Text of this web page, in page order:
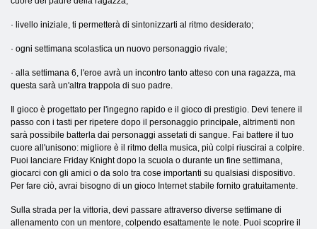
· livello iniziale, ti permetterà di sintonizzarti al ritmo desiderato;
· ogni settimana scolastica un nuovo personaggio rivale;
· alla settimana 6, l'eroe avrà un incontro tanto atteso con una ragazza, ma
questa sarà un'altra trappola di suo padre.
Il gioco è progettato per l'ingegno rapido e il gioco di prestigio. Devi tenere il
passo con i tasti per ripetere dopo il personaggio principale, altrimenti non
sarà possibile batterla dai personaggi assetati di sangue. Fai battere il tuo
cuore all'unisono: migliore è il ritmo della musica, più colpi riuscirai a colpire.
Puoi lanciare Friday Knight dopo la scuola o durante un fine settimana,
giocarci con gli amici o da solo tra cose importanti su qualsiasi dispositivo.
Per fare ciò, avrai bisogno di un gioco Internet stabile fornito gratuitamente.
Sulla strada per la vittoria, devi passare attraverso diverse settimane di
allenamento con un mentore, colpendo esattamente le note. Puoi scoprire il